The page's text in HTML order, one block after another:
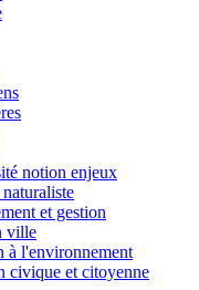
notion enjeux
et gestion
ville
à l'environnement
civique et citoyenne